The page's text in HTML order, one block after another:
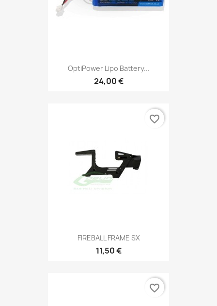
OptiPower Lipo Battery...
24,00 €
FIREBALL FRAME SX
11,50 €
favorite_border
favorite_border